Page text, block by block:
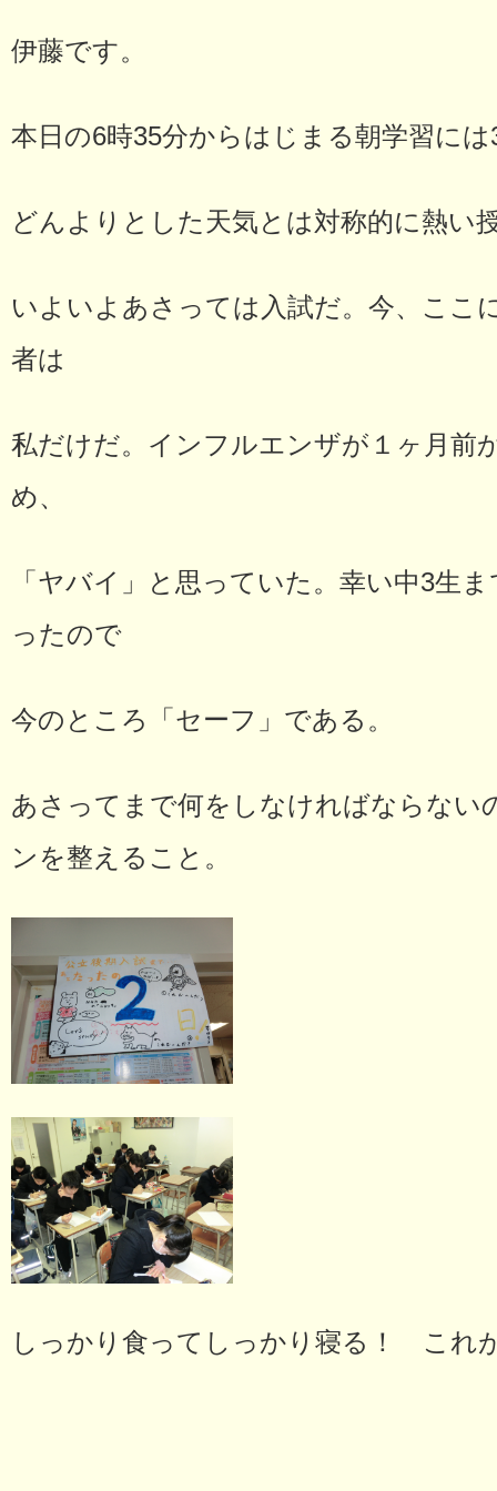
伊藤です。
本日の6時35分からはじまる朝学習に
どんよりとした天気とは対称的に熱
いよいよあさっては入試だ。今、ここ
者は
私だけだ。インフルエンザが１ヶ月前
め、
「ヤバイ」と思っていた。幸い中3生
ったので
今のところ「セーフ」である。
あさってまで何をしなければならない
ンを整えること。
しっかり食ってしっかり寝る！ これ